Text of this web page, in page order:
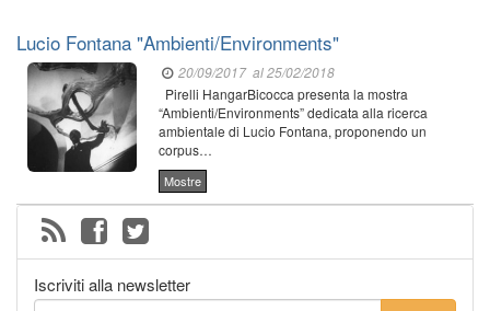
Lucio Fontana "Ambienti/Environments"
20/09/2017 al 25/02/2018
Pirelli HangarBicocca presenta la mostra
“Ambienti/Environments” dedicata alla ricerca
ambientale di Lucio Fontana, proponendo un
corpus…
Mostre
Iscriviti alla newsletter